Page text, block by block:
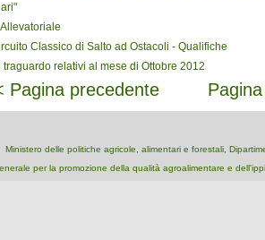
Classico di Salto ad Ostacoli - Qualifiche
traguardo relativi al mese di Ottobre 2012
Pagina precedente
Ministero delle politiche agricole, alimentari e forestali,
per la promozione della qualità agroalimentare e